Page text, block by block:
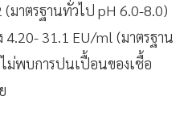
(มาตรฐานทั่วไป pH 6.0-8.0)
4.20- 31.1 EU/ml (มาตรฐาน
ม่พบการปนเปื้อนของเชื้อ